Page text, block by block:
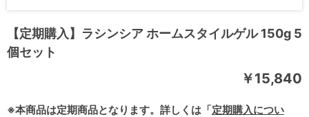
【定期購入】ラシンシア ホームスタイルゲル 150g 5
個セット
￥15,840
※本商品は定期商品となります。詳しくは「定期購入につい